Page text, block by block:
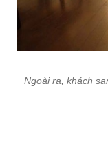
Ngoài ra, khách